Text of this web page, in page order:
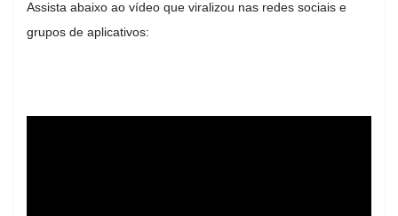
Assista abaixo ao vídeo que viralizou nas redes sociais e
grupos de aplicativos: